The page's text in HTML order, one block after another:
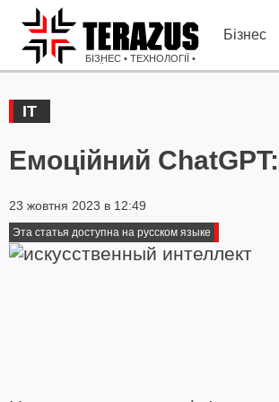
БІЗНЕС • ТЕХНОЛОГІЇ •
ІДЕЇ
Бізнес
IT
Емоційний
23 жовтня 2023 в 12:49
Эта статья доступна на русском языке